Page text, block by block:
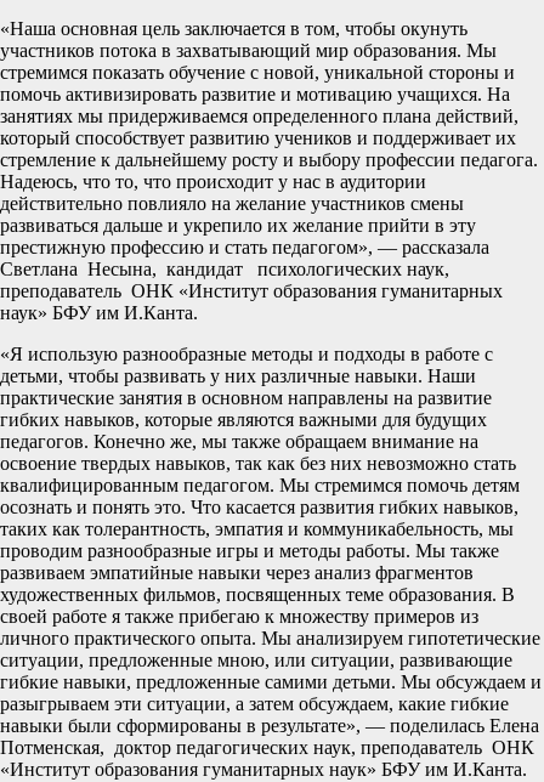
«Наша основная цель заключается в том, чтобы окунуть
участников потока в захватывающий мир образования. Мы
стремимся показать обучение с новой, уникальной стороны и
помочь активизировать развитие и мотивацию учащихся. На
занятиях мы придерживаемся определенного плана действий,
который способствует развитию учеников и поддерживает их
стремление к дальнейшему росту и выбору профессии педагога.
Надеюсь, что то, что происходит у нас в аудитории
действительно повлияло на желание участников смены
развиваться дальше и укрепило их желание прийти в эту
престижную профессию и стать педагогом», — рассказала
Светлана Несына, кандидат психологических наук,
преподаватель ОНК «Институт образования гуманитарных
наук» БФУ им И.Канта.
«Я использую разнообразные методы и подходы в работе с
детьми, чтобы развивать у них различные навыки. Наши
практические занятия в основном направлены на развитие
гибких навыков, которые являются важными для будущих
педагогов. Конечно же, мы также обращаем внимание на
освоение твердых навыков, так как без них невозможно стать
квалифицированным педагогом. Мы стремимся помочь детям
осознать и понять это. Что касается развития гибких навыков,
таких как толерантность, эмпатия и коммуникабельность, мы
проводим разнообразные игры и методы работы. Мы также
развиваем эмпатийные навыки через анализ фрагментов
художественных фильмов, посвященных теме образования. В
своей работе я также прибегаю к множеству примеров из
личного практического опыта. Мы анализируем гипотетические
ситуации, предложенные мною, или ситуации, развивающие
гибкие навыки, предложенные самими детьми. Мы обсуждаем и
разыгрываем эти ситуации, а затем обсуждаем, какие гибкие
навыки были сформированы в результате», — поделилась Елена
Потменская, доктор педагогических наук, преподаватель ОНК
«Институт образования гуманитарных наук» БФУ им И.Канта.